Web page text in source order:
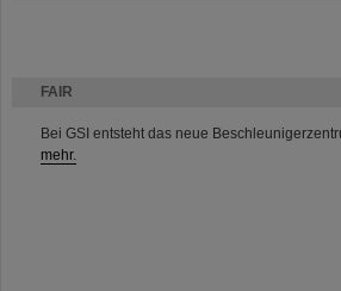
FAIR
Bei GSI entsteht das neue
mehr.